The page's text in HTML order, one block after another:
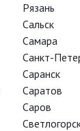
Рязань
Сальск
Самара
Санкт-
Саранск
Саратов
Саров